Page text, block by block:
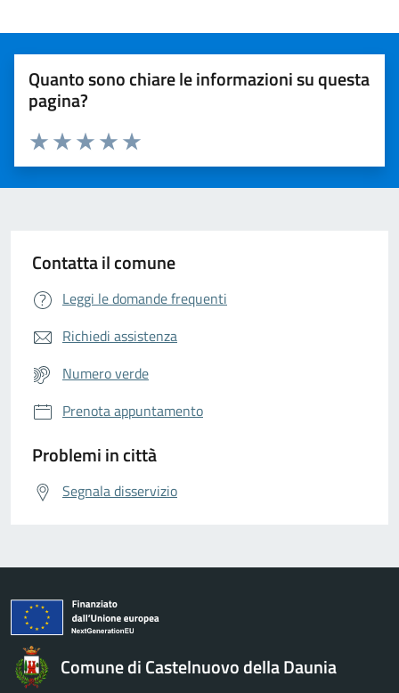
Quanto sono chiare le informazioni su questa
pagina?
Valuta da 1 a 5 stelle la pagina
Valuta 5 stelle su 5
Valuta 4 stelle su 5
Valuta 3 stelle su 5
Valuta 2 stelle su 5
Valuta 1 stelle su 5
Contatta il comune
Leggi le domande frequenti
Richiedi assistenza
Numero verde
Prenota appuntamento
Problemi in città
Segnala disservizio
Comune di Castelnuovo della Daunia